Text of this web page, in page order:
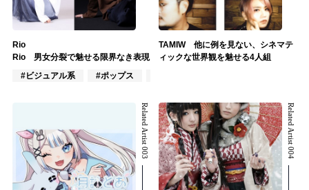
Rio
Rio 男女分裂で魅せる限界なき表現
#ビジュアル系
#ポップス
TAMIW 他に例を見ない、シネマテ
ィックな世界観を魅せる4人組
Related Artist 003 Related Artist 004